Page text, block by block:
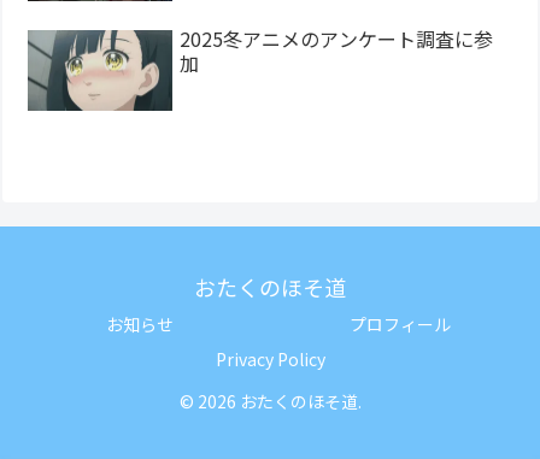
2025冬アニメのアンケート調査に参
加
おたくのほそ道
お知らせ
プロフィール
Privacy Policy
© 2026 おたくのほそ道.